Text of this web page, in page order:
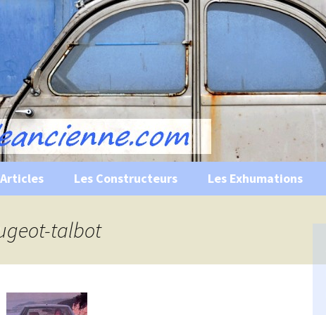
Ancienne
historiques …
évènements
Les Constructeurs Les Exhumations
talbot